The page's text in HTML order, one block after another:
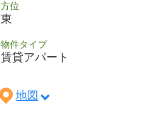
方位
東
物件タイプ
賃貸アパート
地図